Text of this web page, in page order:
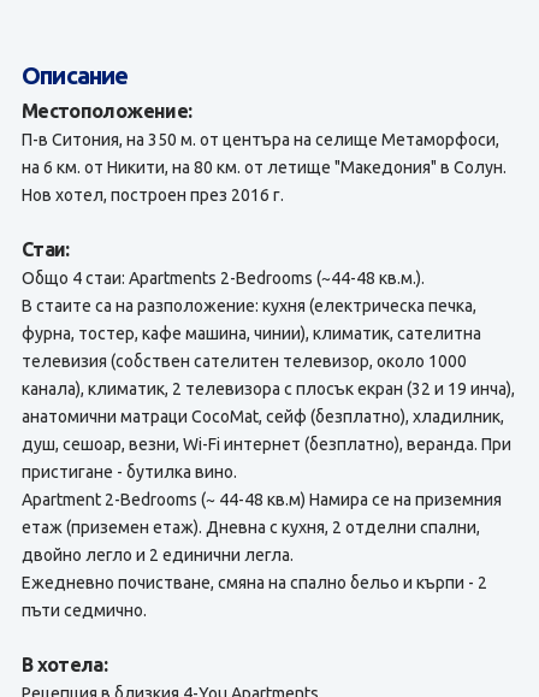
Описание
Местоположение:
П-в Ситония, на 350 м. от центъра на селище Метаморфоси,
на 6 км. от Никити, на 80 км. от летище "Македония" в Солун.
Нов хотел, построен през 2016 г.
Стаи:
Общо 4 стаи: Apartments 2-Bedrooms (~44-48 кв.м.).
В стаите са на разположение: кухня (електрическа печка,
фурна, тостер, кафе машина, чинии), климатик, сателитна
телевизия (собствен сателитен телевизор, около 1000
канала), климатик, 2 телевизора с плосък екран (32 и 19 инча),
анатомични матраци CocoMat, сейф (безплатно), хладилник,
душ, сешоар, везни, Wi-Fi интернет (безплатно), веранда. При
пристигане - бутилка вино.
Apartment 2-Bedrooms (~ 44-48 кв.м) Намира се на приземния
етаж (приземен етаж). Дневна с кухня, 2 отделни спални,
двойно легло и 2 единични легла.
Ежедневно почистване, смяна на спално бельо и кърпи - 2
пъти седмично.
В хотела: